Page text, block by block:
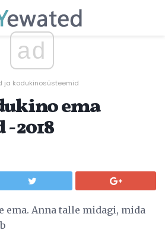
ad
ja kodukinosüsteemid
ema
2018
ema. Anna talle midagi, mida